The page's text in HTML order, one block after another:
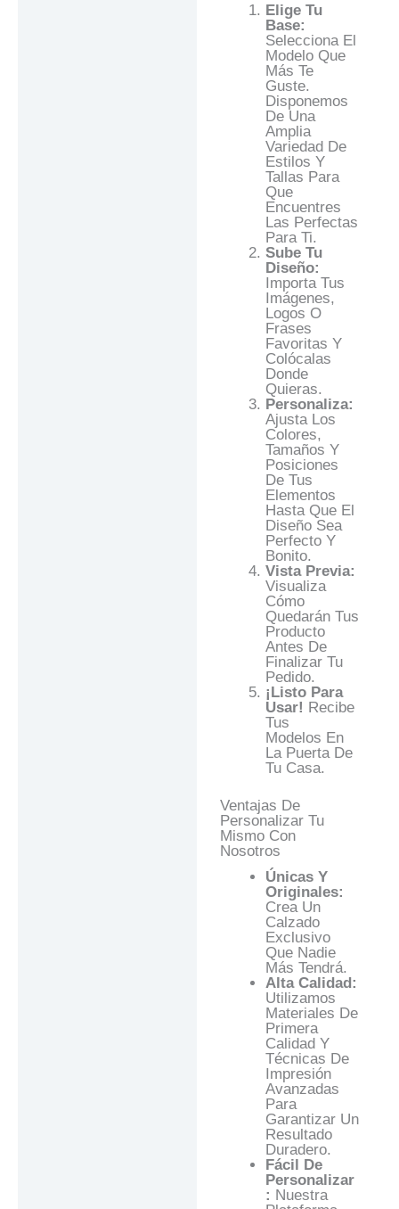
Elige Tu
Base:
Selecciona El
Modelo Que
Más Te
Guste.
Disponemos
De Una
Amplia
Variedad De
Estilos Y
Tallas Para
Que
Encuentres
Las Perfectas
Para Ti.
Sube Tu
Diseño:
Importa Tus
Imágenes,
Logos O
Frases
Favoritas Y
Colócalas
Donde
Quieras.
Personaliza:
Ajusta Los
Colores,
Tamaños Y
Posiciones
De Tus
Elementos
Hasta Que El
Diseño Sea
Perfecto Y
Bonito.
Vista Previa:
Visualiza
Cómo
Quedarán Tus
Producto
Antes De
Finalizar Tu
Pedido.
¡Listo Para
Usar! Recibe
Tus
Modelos En
La Puerta De
Tu Casa.
Ventajas De
Personalizar Tu
Mismo Con
Nosotros
Únicas Y
Originales:
Crea Un
Calzado
Exclusivo
Que Nadie
Más Tendrá.
Alta Calidad:
Utilizamos
Materiales De
Primera
Calidad Y
Técnicas De
Impresión
Avanzadas
Para
Garantizar Un
Resultado
Duradero.
Fácil De
Personalizar
: Nuestra